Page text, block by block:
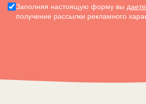
Заполняя настоящую форму вы
получение рассылки рекламного